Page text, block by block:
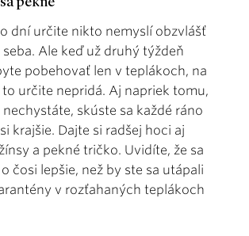
dní určite nikto nemyslí obzvlášť
Ale keď už druhý týždeň
pobehovať len v teplákoch, na
to určite nepridá. Aj napriek tomu,
nechystáte, skúste sa každé ráno
krajšie. Dajte si radšej hoci aj
a pekné tričko. Uvidíte, že sa
čosi lepšie, než by ste sa utápali
v rozťahaných teplákoch